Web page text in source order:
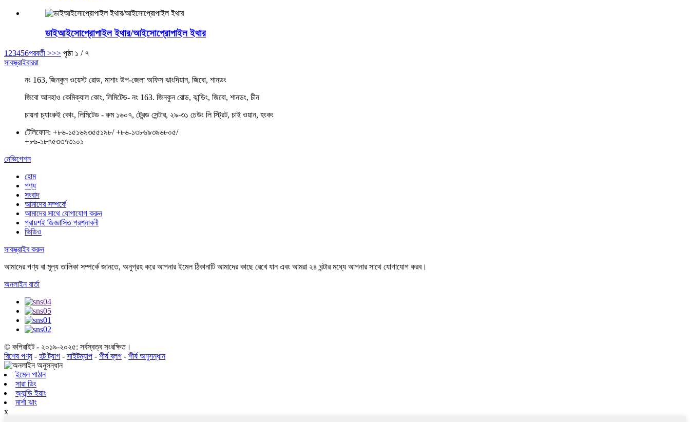
ডাইআইসোপ্রোপাইল ইথার/আইসোপ্রোপাইল ইথার
1 23456পরবর্তী >>> পৃষ্ঠা ১ / ৭
সাবস্ক্রাইবাররা
নং 163, জিনকুন ওয়েস্ট রোড, মাশাং উপ-জেলা অফিস ঝাংদিয়ান, জিবো, শানডং
জিবো আনহাও কেমিক্যাল কোং, লিমিটেড- নং 163. জিনকুন রোড, ঝান্ডিং, জিবো, শানডং, চীন
চায়না চ্যাংরুই কোং, লিমিটেড - রুম ১৬০৭, ট্রেন্ড সেন্টার, ২৯-৩১ চেউং লি স্ট্রিট, চাই ওয়ান, হংকং
টেলিফোন: +৮৬-১৫১৬৯৩৫৫১৯৮/+৮৬-১৩৮৬৯৩৯৬৮০৫/
+৮৬-১৮৭৫৩৩৭৩১০১
নেভিগেশন
হোম
পণ্য
সংবাদ
আমাদের সম্পর্কে
আমাদের সাথে যোগাযোগ করুন
প্রায়শই জিজ্ঞাসিত প্রশ্নাবলী
ভিডিও
সাবস্ক্রাইব করুন
আমাদের পণ্য বা মূল্য তালিকা সম্পর্কে জানতে, অনুগ্রহ করে আপনার ইমেল ঠিকানাটি আমাদের কাছে রেখে যান এবং আমরা ২৪ ঘন্টার মধ্যে আপনার সাথে যোগাযোগ করব।
অনলাইন বার্তা
© কপিরাইট - ২০১৯-২০২৫: সর্বস্বত্ব সংরক্ষিত।
বিশেষ পণ্য - হট ট্যাগ - সাইটম্যাপ - শীর্ষ ব্লগ - শীর্ষ অনুসন্ধান
ইমেল পাঠান
সারা ডিং
অ্যান্ডি ইয়াং
মার্শা ঝাং
x